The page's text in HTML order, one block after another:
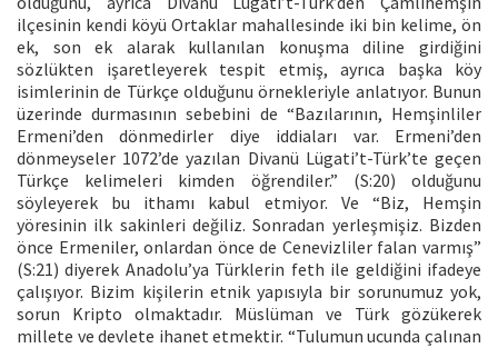
ilçesinin kendi köyü Ortaklar mahallesinde iki bin kelime, ön
ek, son ek alarak kullanılan konuşma diline girdiğini
sözlükten işaretleyerek tespit etmiş, ayrıca başka köy
isimlerinin de Türkçe olduğunu örnekleriyle anlatıyor. Bunun
üzerinde durmasının sebebini de “Bazılarının, Hemşinliler
Ermeni’den dönmedirler diye iddiaları var. Ermeni’den
dönmeyseler 1072’de yazılan Divanü Lügati’t-Türk’te geçen
Türkçe kelimeleri kimden öğrendiler.” (S:20) olduğunu
söyleyerek bu ithamı kabul etmiyor. Ve “Biz, Hemşin
yöresinin ilk sakinleri değiliz. Sonradan yerleşmişiz. Bizden
önce Ermeniler, onlardan önce de Cenevizliler falan varmış”
(S:21) diyerek Anadolu’ya Türklerin feth ile geldiğini ifadeye
çalışıyor. Bizim kişilerin etnik yapısıyla bir sorunumuz yok,
sorun Kripto olmaktadır. Müslüman ve Türk gözükerek
millete ve devlete ihanet etmektir. “Tulumun ucunda çalınan